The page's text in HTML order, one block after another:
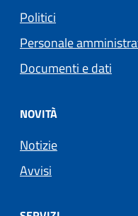
Politici
Personale
Documenti e dati
NOVITÀ
Notizie
Avvisi